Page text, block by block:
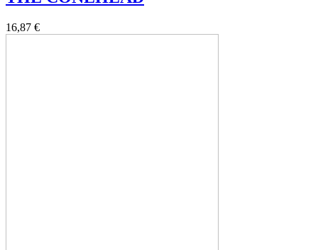
16,87 €